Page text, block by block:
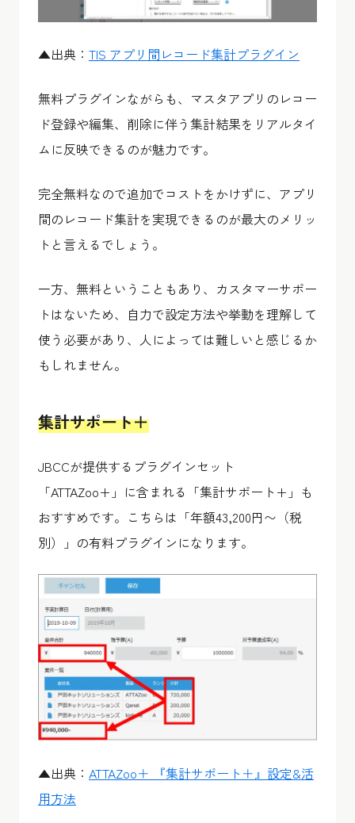
▲出典： TIS アプリ間レコード集計プラグイン
無料プラグインながらも、マスタアプリのレコー
ド登録や編集、削除に伴う集計結果をリアルタイ
ムに反映できるのが魅力です。
完全無料なので追加でコストをかけずに、アプリ
間のレコード集計を実現できるのが最大のメリッ
トと言えるでしょう。
一方、無料ということもあり、カスタマーサポー
トはないため、自力で設定方法や挙動を理解して
使う必要があり、人によっては難しいと感じるか
もしれません。
集計サポート＋
JBCCが提供するプラグインセット
「ATTAZoo+」に含まれる「集計サポート+」も
おすすめです。こちらは「年額43,200円〜（税
別）」の有料プラグインになります。
▲出典： ATTAZoo＋ 『集計サポート＋』設定&活
用方法